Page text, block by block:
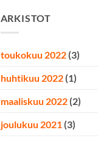
ARKISTOT
toukokuu 2022(3)
huhtikuu 2022(1)
maaliskuu 2022(2)
joulukuu 2021(3)